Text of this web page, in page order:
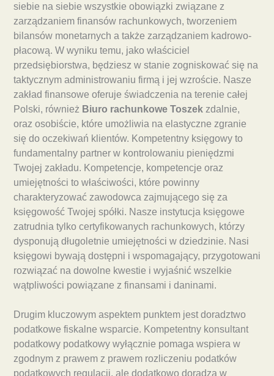
siebie na siebie wszystkie obowiązki związane z
zarządzaniem finansów rachunkowych, tworzeniem
bilansów monetarnych a także zarządzaniem kadrowo-
płacową. W wyniku temu, jako właściciel
przedsiębiorstwa, będziesz w stanie zogniskować się na
taktycznym administrowaniu firmą i jej wzroście. Nasze
zakład finansowe oferuje świadczenia na terenie całej
Polski, również Biuro rachunkowe Toszek zdalnie,
oraz osobiście, które umożliwia na elastyczne zgranie
się do oczekiwań klientów. Kompetentny księgowy to
fundamentalny partner w kontrolowaniu pieniędzmi
Twojej zakładu. Kompetencje, kompetencje oraz
umiejętności to właściwości, które powinny
charakteryzować zawodowca zajmującego się za
księgowość Twojej spółki. Nasze instytucja księgowe
zatrudnia tylko certyfikowanych rachunkowych, którzy
dysponują długoletnie umiejętności w dziedzinie. Nasi
księgowi bywają dostępni i wspomagający, przygotowani
rozwiązać na dowolne kwestie i wyjaśnić wszelkie
wątpliwości powiązane z finansami i daninami.
Drugim kluczowym aspektem punktem jest doradztwo
podatkowe fiskalne wsparcie. Kompetentny konsultant
podatkowy podatkowy wyłącznie pomaga wspiera w
zgodnym z prawem z prawem rozliczeniu podatków
podatkowych regulacji, ale dodatkowo doradza w